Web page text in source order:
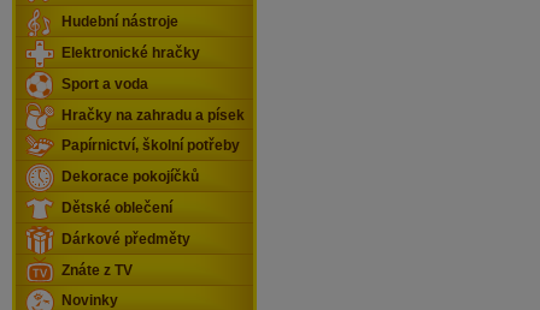
Hudební nástroje
Elektronické hračky
Sport a voda
Hračky na zahradu a písek
Papírnictví, školní potřeby
Dekorace pokojíčků
Dětské oblečení
Dárkové předměty
Znáte z TV
Novinky